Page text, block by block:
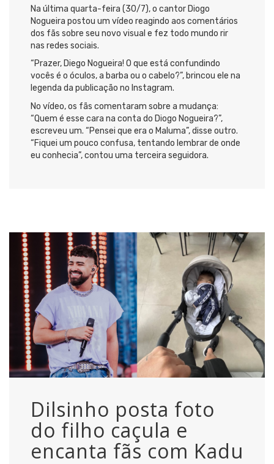
Na última quarta-feira (30/7), o cantor Diogo
Nogueira postou um vídeo reagindo aos comentários
dos fãs sobre seu novo visual e fez todo mundo rir
nas redes sociais.
“Prazer, Diego Nogueira! O que está confundindo
vocês é o óculos, a barba ou o cabelo?”, brincou ele na
legenda da publicação no Instagram.
No vídeo, os fãs comentaram sobre a mudança:
“Quem é esse cara na conta do Diogo Nogueira?”,
escreveu um. “Pensei que era o Maluma”, disse outro.
“Fiquei um pouco confusa, tentando lembrar de onde
eu conhecia”, contou uma terceira seguidora.
Dilsinho posta foto
do filho caçula e
encanta fãs com Kadu